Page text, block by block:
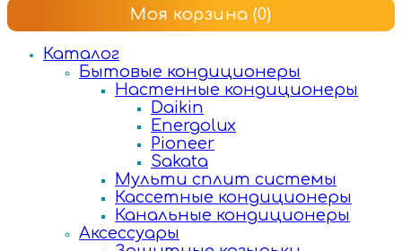
Моя корзина (0)
Каталог
Бытовые кондиционеры
Настенные кондиционеры
Daikin
Energolux
Pioneer
Sakata
Мульти сплит системы
Кассетные кондиционеры
Канальные кондиционеры
Аксессуары